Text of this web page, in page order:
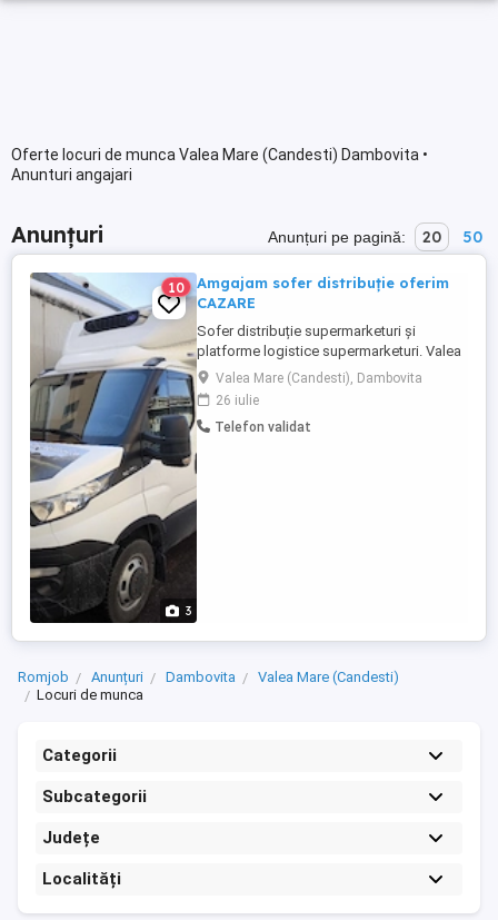
Oferte locuri de munca Valea Mare (Candesti) Dambovita •
Anunturi angajari
Anunțuri Anunțuri pe pagină: 20 50
3
10
Amgajam sofer distribuție oferim
CAZARE
Sofer distribuție supermarketuri și
platforme logistice supermarketuri. Valea
Mare, langa oras Gaesti Dambovita, ferma
de gaini oua Albert. Se încarcă și se
descarcă mecanizat cu Liza electrică.
Programul de dimineață de luni până
Valea Mare (Candesti), Dambovita
26 iulie
Telefon validat
Romjob Anunțuri Dambovita
Valea Mare (Candesti)
Locuri de munca
Categorii
Subcategorii
Județe
Localități